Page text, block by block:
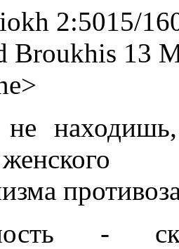
2:5015/
Broukhis 13
находишь,
-